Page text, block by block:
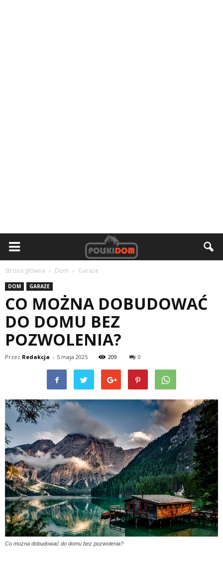
Strona główna Dom Garaże
DOM GARAŻE
CO MOŻNA DOBUDOWAĆ
DO DOMU BEZ
POZWOLENIA?
Przez Redakcja - 5 maja 2025 209 0
Co można dobudować do domu bez pozwolenia?